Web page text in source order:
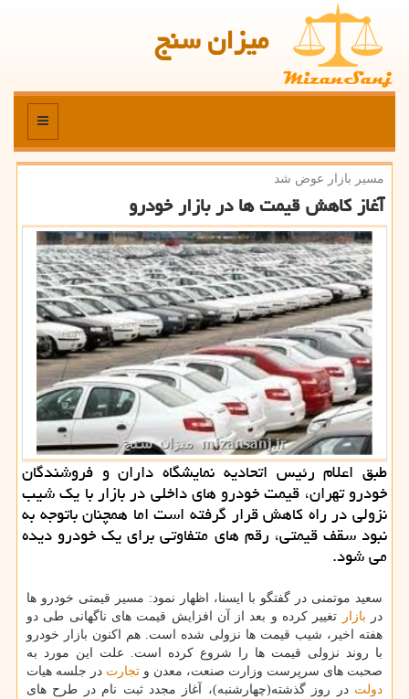
میزان سنج
منو
مسیر بازار عوض شد
آغاز كاهش قیمت ها در بازار خودرو
طبق اعلام رئیس اتحادیه نمایشگاه داران و فروشندگان
خودرو تهران، قیمت خودرو های داخلی در بازار با یك شیب
نزولی در راه كاهش قرار گرفته است اما همچنان باتوجه به
نبود سقف قیمتی، رقم های متفاوتی برای یك خودرو دیده
می شود.
سعید موتمنی در گفتگو با ایسنا، اظهار نمود: مسیر قیمتی خودرو ها
در بازار
تغییر کرده و بعد از آن افزایش قیمت های ناگهانی طی دو
هفته اخیر، شیب قیمت ها نزولی شده است. هم اکنون بازار خودرو
با روند نزولی قیمت ها را شروع کرده است. علت این مورد به
صحبت های سرپرست وزارت صنعت، معدن و تجارت در جلسه هیات
دولت در روز گذشته(چهارشنبه)، آغاز مجدد ثبت نام در طرح های